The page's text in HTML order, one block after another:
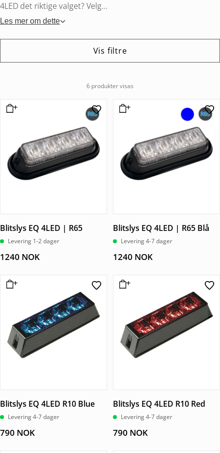
4LED det riktige valget? Velg...
Les mer om dette
Vis filtre
6 produkter visas
Blitslys EQ 4LED | R65
Levering 1-2 dager
1240 NOK
Blitslys EQ 4LED | R65 Blå
Levering 4-7 dager
1240 NOK
Blitslys EQ 4LED R10 Blue
Levering 4-7 dager
790 NOK
Blitslys EQ 4LED R10 Red
Levering 4-7 dager
790 NOK